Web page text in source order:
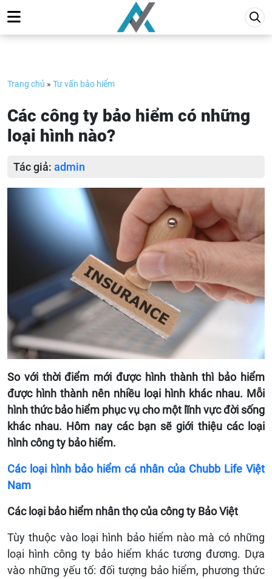
to
content
Trang chủ » Tư vấn bảo hiểm
Các công ty bảo hiểm có những
loại hình nào?
Tác giả: admin
So với thời điểm mới được hình thành thì bảo hiểm
được hình thành nên nhiều loại hình khác nhau. Mỗi
hình thức bảo hiểm phục vụ cho một lĩnh vực đời sống
khác nhau. Hôm nay các bạn sẽ giới thiệu các loại
hình công ty bảo hiểm.
Các loại hình bảo hiểm cá nhân của Chubb Life Việt
Nam
Các loại bảo hiểm nhân thọ của công ty Bảo Việt
Tùy thuộc vào loại hình bảo hiểm nào mà có những
loại hình công ty bảo hiểm khác tương đương. Dựa
vào những yếu tố: đối tượng bảo hiểm, phương thức